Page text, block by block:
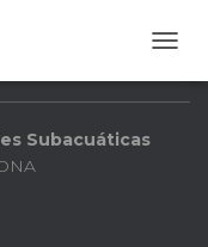
Subacuáticas